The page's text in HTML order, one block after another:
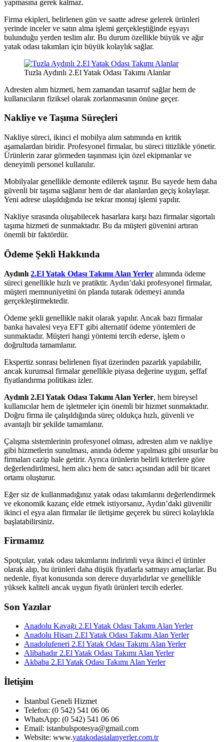
yapmasına gerek kalmaz.
Firma ekipleri, belirlenen gün ve saatte adrese gelerek ürünleri
yerinde inceler ve satın alma işlemi gerçekleştiğinde eşyayı
bulunduğu yerden teslim alır. Bu durum özellikle büyük ve ağır
yatak odası takımları için büyük kolaylık sağlar.
Tuzla Aydınlı 2.El Yatak Odası Takımı Alanlar
Adresten alım hizmeti, hem zamandan tasarruf sağlar hem de
kullanıcıların fiziksel olarak zorlanmasının önüne geçer.
Nakliye ve Taşıma Süreçleri
Nakliye süreci, ikinci el mobilya alım satımında en kritik
aşamalardan biridir. Profesyonel firmalar, bu süreci titizlikle yönetir.
Ürünlerin zarar görmeden taşınması için özel ekipmanlar ve
deneyimli personel kullanılır.
Mobilyalar genellikle demonte edilerek taşınır. Bu sayede hem daha
güvenli bir taşıma sağlanır hem de dar alanlardan geçiş kolaylaşır.
Yeni adrese ulaşıldığında ise tekrar montaj işlemi yapılır.
Nakliye sırasında oluşabilecek hasarlara karşı bazı firmalar sigortalı
taşıma hizmeti de sunmaktadır. Bu da müşteri güvenini artıran
önemli bir faktördür.
Ödeme Şekli Hakkında
Aydınlı 2.El Yatak Odası Takımı Alan Yerler alımında ödeme
süreci genellikle hızlı ve pratiktir. Aydın’daki profesyonel firmalar,
müşteri memnuniyetini ön planda tutarak ödemeyi anında
gerçekleştirmektedir.
Ödeme şekli genellikle nakit olarak yapılır. Ancak bazı firmalar
banka havalesi veya EFT gibi alternatif ödeme yöntemleri de
sunmaktadır. Müşteri hangi yöntemi tercih ederse, işlem o
doğrultuda tamamlanır.
Ekspertiz sonrası belirlenen fiyat üzerinden pazarlık yapılabilir,
ancak kurumsal firmalar genellikle piyasa değerine uygun, şeffaf
fiyatlandırma politikası izler.
Aydınlı 2.El Yatak Odası Takımı Alan Yerler, hem bireysel
kullanıcılar hem de işletmeler için önemli bir hizmet sunmaktadır.
Doğru firma ile çalışıldığında süreç oldukça hızlı, güvenli ve
avantajlı bir şekilde tamamlanır.
Çalışma sistemlerinin profesyonel olması, adresten alım ve nakliye
gibi hizmetlerin sunulması, anında ödeme yapılması gibi unsurlar bu
firmaları cazip hale getirir. Ayrıca ürünlerin belirli kriterlere göre
değerlendirilmesi, hem alıcı hem de satıcı açısından adil bir ticaret
ortamı oluşturur.
Eğer siz de kullanmadığınız yatak odası takımlarını değerlendirmek
ve ekonomik kazanç elde etmek istiyorsanız, Aydın’daki güvenilir
ikinci el eşya alan firmalar ile iletişime geçerek bu süreci kolaylıkla
başlatabilirsiniz.
Firmamız
Spotçular, yatak odası takımlarını indirimli veya ikinci el ürünler
olarak alıp, bu ürünleri daha düşük fiyatlarla satmayı amaçlarlar. Bu
nedenle, fiyat konusunda son derece duyarlıdırlar ve genellikle
yüksek kaliteli ancak uygun fiyatlı ürünleri tercih ederler.
Son Yazılar
Anadolu Kavağı 2.El Yatak Odası Takımı Alan Yerler
Anadolu Hisarı 2.El Yatak Odası Takımı Alan Yerler
Anadolufeneri 2.El Yatak Odası Takımı Alan Yerler
Alibahadır 2.El Yatak Odası Takımı Alan Yerler
Akbaba 2.El Yatak Odası Takımı Alan Yerler
İletişim
İstanbul Geneli Hizmet
Telefon: (0 542) 541 06 06
WhatsApp: (0 542) 541 06 06
Email: istanbulspotesya@gmail.com
Website: www.yatakodasialanyerler.com.tr